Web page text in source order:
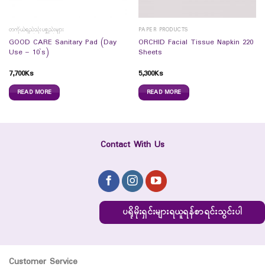
တကိုယ်ရည်သုံးပစ္စည်းများ
GOOD CARE Sanitary Pad (Day
Use – 10`s)
7,700Ks
READ MORE
PAPER PRODUCTS
ORCHID Facial Tissue Napkin 220
Sheets
5,300Ks
READ MORE
Contact With Us
ပရိုမိုးရှင်းများရယူရန်စာရင်းသွင်းပါ
Customer Service